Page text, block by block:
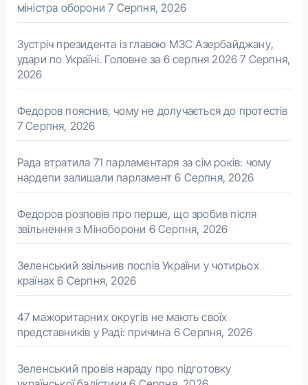
міністра оборони 7 Серпня, 2026
Зустріч президента із главою МЗС Азербайджану,
удари по Україні. Головне за 6 серпня 2026 7 Серпня,
2026
Федоров пояснив, чому не долучається до протестів
7 Серпня, 2026
Рада втратила 71 парламентаря за сім років: чому
нардепи залишали парламент 6 Серпня, 2026
Федоров розповів про перше, що зробив після
звільнення з Міноборони 6 Серпня, 2026
Зеленський звільнив послів України у чотирьох
країнах 6 Серпня, 2026
47 мажоритарних округів не мають своїх
представників у Раді: причина 6 Серпня, 2026
Зеленський провів нараду про підготовку